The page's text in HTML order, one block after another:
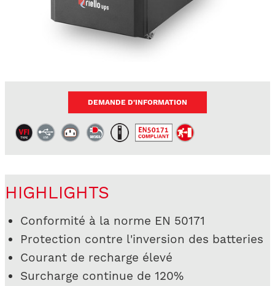
DEMANDE D'INFORMATION
HIGHLIGHTS
Conformité à la norme EN 50171
Protection contre l'inversion des batteries
Courant de recharge élevé
Surcharge continue de 120%